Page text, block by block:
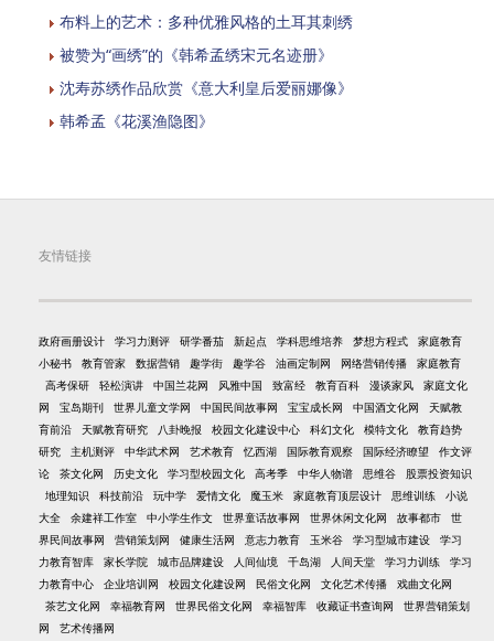
布料上的艺术：多种优雅风格的土耳其刺绣
被赞为“画绣”的《韩希孟绣宋元名迹册》
沈寿苏绣作品欣赏《意大利皇后爱丽娜像》
韩希孟《花溪渔隐图》
友情链接
政府画册设计 学习力测评 研学番茄 新起点 学科思维培养 梦想方程式
家庭教育
小秘书
教育管家 数据营销 趣学街 趣学谷 油画定制网 网络营销传播
家庭教育
高考保研
轻松演讲 中国兰花网 风雅中国 致富经 教育百科 漫谈家风
家庭文化
网
宝岛期刊 世界儿童文学网 中国民间故事网 宝宝成长网 中国酒文化网
天赋教
育前沿
天赋教育研究 八卦晚报 校园文化建设中心 科幻文化 模特文化
教育趋势
研究
主机测评 中华武术网 艺术教育 忆西湖 国际教育观察 国际经济瞭望
作文评
论
茶文化网 历史文化 学习型校园文化 高考季 中华人物谱 思维谷
股票投资知识
地理知识
科技前沿 玩中学 爱情文化 魔玉米 家庭教育顶层设计 思维训练
小说
大全
余建祥工作室 中小学生作文 世界童话故事网 世界休闲文化网 故事都市
世
界民间故事网
营销策划网 健康生活网 意志力教育 玉米谷 学习型城市建设
学习
力教育智库
家长学院 城市品牌建设 人间仙境 千岛湖 人间天堂 学习力训练
学习
力教育中心
企业培训网 校园文化建设网 民俗文化网 文化艺术传播
戏曲文化网
茶艺文化网
幸福教育网 世界民俗文化网 幸福智库 收藏证书查询网
世界营销策划
网
艺术传播网